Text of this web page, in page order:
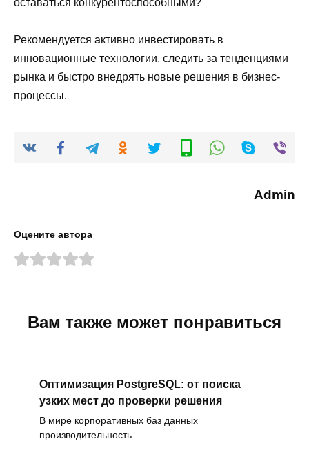
оставаться конкурентоспособными?
Рекомендуется активно инвестировать в
инновационные технологии, следить за тенденциями
рынка и быстро внедрять новые решения в бизнес-
процессы.
Admin
Оцените автора
Вам также может понравиться
Оптимизация PostgreSQL: от поиска
узких мест до проверки решения
В мире корпоративных баз данных
производительность